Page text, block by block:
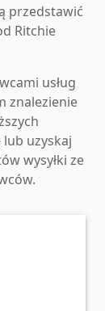
przedstawić
Ritchie
usług
znalezienie
lub uzyskaj
wysyłki ze